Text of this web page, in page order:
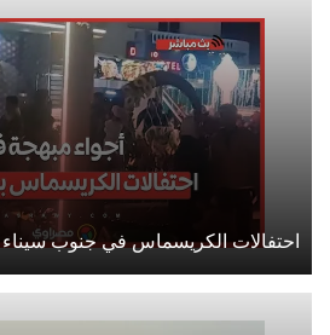
احتفالات الكريسماس في جنوب سيناء